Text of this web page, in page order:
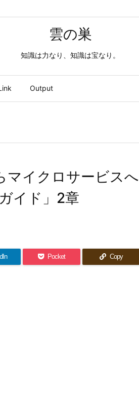
雲の巣
知識は力なり、知識は宝なり。
Output
マイクロサービスへ
イド」2章
Pocket Copy